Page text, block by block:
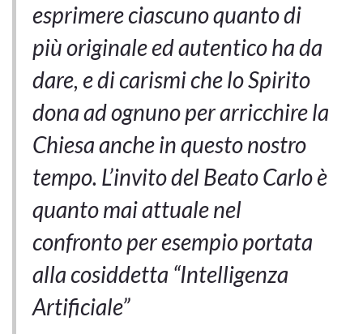
esprimere ciascuno quanto di
più originale ed autentico ha da
dare, e di carismi che lo Spirito
dona ad ognuno per arricchire la
Chiesa anche in questo nostro
tempo. L’invito del Beato Carlo è
quanto mai attuale nel
confronto per esempio portata
alla cosiddetta “Intelligenza
Artificiale”